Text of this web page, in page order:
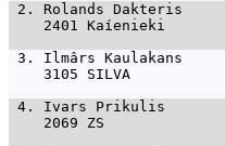
2. Rolands Dakteris
2401 Kaíenieki
3. Ilmârs Kaulakans
3105 SILVA
4. Ivars Prikulis
2069 ZS